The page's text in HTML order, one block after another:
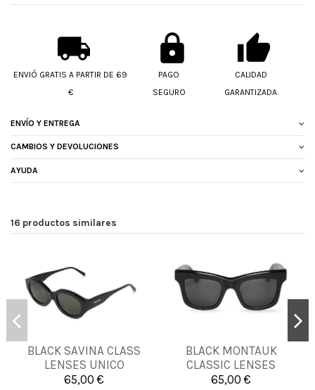
ENVIÓ GRATIS A PARTIR DE 69
€
PAGO
SEGURO
CALIDAD
GARANTIZADA
ENVÍO Y ENTREGA
CAMBIOS Y DEVOLUCIONES
AYUDA
16 productos similares
BLACK SAVINA CLASS
LENSES UNICO
65,00 €
UNICA
Añadir al carrito
BLACK MONTAUK
CLASSIC LENSES
UNICO
65,00 €
UNICA
Añadir al carrito